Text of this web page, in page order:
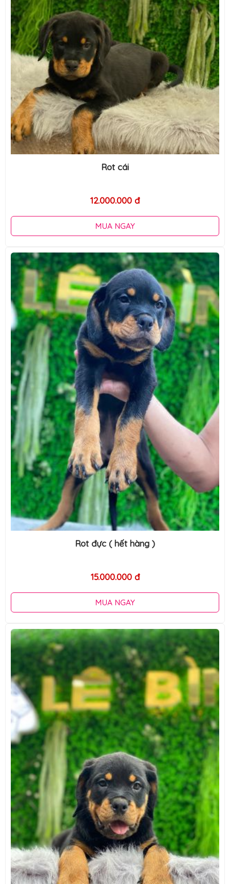
Rot cái
12.000.000 đ
MUA NGAY
Rot đực ( hết hàng )
15.000.000 đ
MUA NGAY